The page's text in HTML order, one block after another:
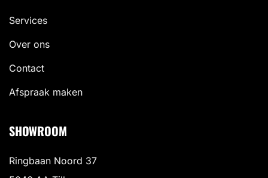
Services
Over ons
Contact
Afspraak maken
SHOWROOM
Ringbaan Noord 37